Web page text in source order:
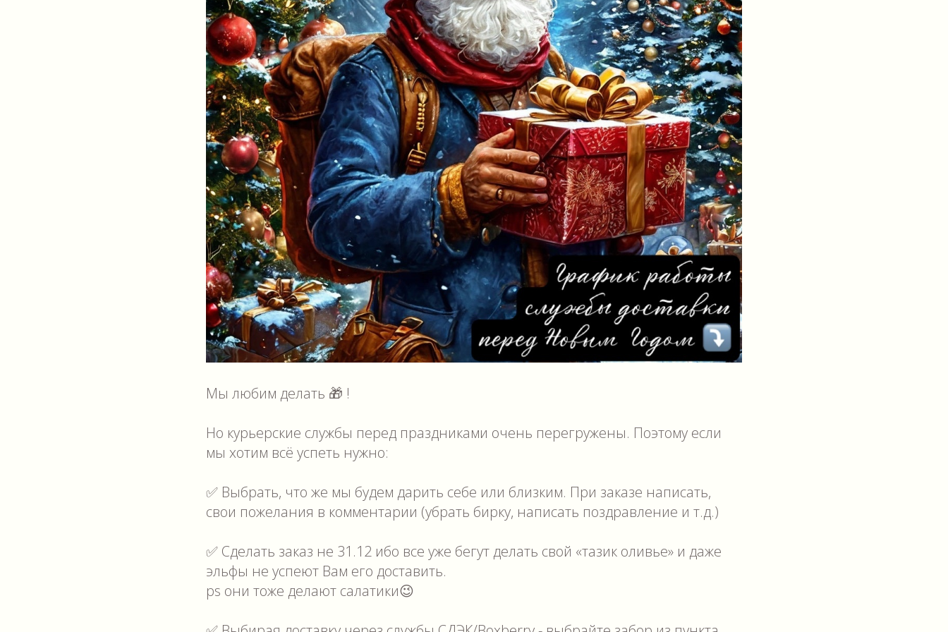
Мы любим делать 🎁 !
Но курьерские службы перед праздниками очень перегружены. Поэтому если
мы хотим всё успеть нужно:
✅ Выбрать, что же мы будем дарить себе или близким. При заказе написать,
свои пожелания в комментарии (убрать бирку, написать поздравление и т.д.)
✅ Сделать заказ не 31.12 ибо все уже бегут делать свой «тазик оливье» и даже
эльфы не успеют Вам его доставить.
ps они тоже делают салатики😉